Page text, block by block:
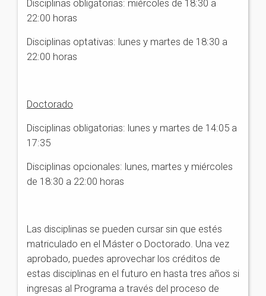
Disciplinas obligatorias: miércoles de 18:30 a
22:00 horas
Disciplinas optativas: lunes y martes de 18:30 a
22:00 horas
Doctorado
Disciplinas obligatorias: lunes y martes de 14:05 a
17:35
Disciplinas opcionales: lunes, martes y miércoles
de 18:30 a 22:00 horas
Las disciplinas se pueden cursar sin que estés
matriculado en el Máster o Doctorado. Una vez
aprobado, puedes aprovechar los créditos de
estas disciplinas en el futuro en hasta tres años si
ingresas al Programa a través del proceso de